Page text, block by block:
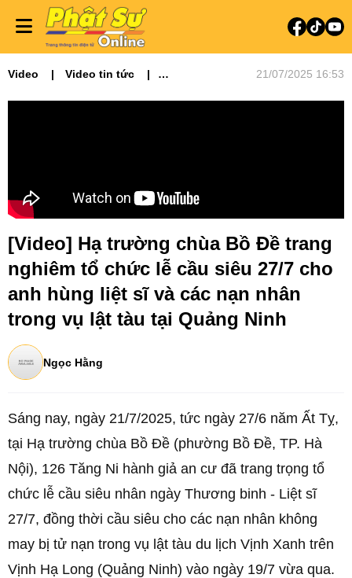
Video
Video tin tức
21/07/2025 16:53
[Video] Hạ trường chùa Bồ Đề trang
nghiêm tổ chức lễ cầu siêu 27/7 cho
anh hùng liệt sĩ và các nạn nhân
trong vụ lật tàu tại Quảng Ninh
Ngọc Hằng
Sáng nay, ngày 21/7/2025, tức ngày 27/6 năm Ất Tỵ,
tại Hạ trường chùa Bồ Đề (phường Bồ Đề, TP. Hà
Nội), 126 Tăng Ni hành giả an cư đã trang trọng tổ
chức lễ cầu siêu nhân ngày Thương binh - Liệt sĩ
27/7, đồng thời cầu siêu cho các nạn nhân không
may bị tử nạn trong vụ lật tàu du lịch Vịnh Xanh trên
Vịnh Hạ Long (Quảng Ninh) vào ngày 19/7 vừa qua.